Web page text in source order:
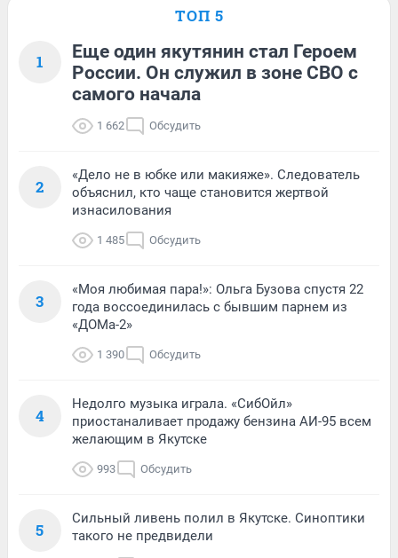
ТОП 5
1
Еще один якутянин стал Героем
России. Он служил в зоне СВО с
самого начала
1 662 Обсудить
2
«Дело не в юбке или макияже». Следователь
объяснил, кто чаще становится жертвой
изнасилования
1 485 Обсудить
3
«Моя любимая пара!»: Ольга Бузова спустя 22
года воссоединилась с бывшим парнем из
«ДОМа-2»
1 390 Обсудить
4
Недолго музыка играла. «СибОйл»
приостаналивает продажу бензина АИ-95 всем
желающим в Якутске
993 Обсудить
5
Сильный ливень полил в Якутске. Синоптики
такого не предвидели